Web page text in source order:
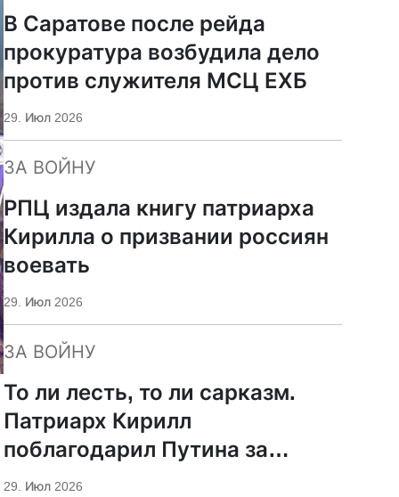
В Саратове после рейда
прокуратура возбудила дело
против служителя МСЦ ЕХБ
29. Июл 2026
ЗА ВОЙНУ
РПЦ издала книгу патриарха
Кирилла о призвании россиян
воевать
29. Июл 2026
ЗА ВОЙНУ
То ли лесть, то ли сарказм.
Патриарх Кирилл
поблагодарил Путина за
защиту суверенитета и
29. Июл 2026